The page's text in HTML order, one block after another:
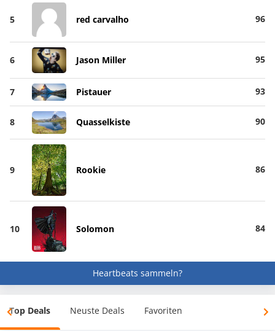
5 red carvalho 96
6 Jason Miller 95
7 Pistauer 93
8 Quasselkiste 90
9 Rookie 86
10 Solomon 84
Heartbeats sammeln?
Top Deals Neuste Deals Favoriten